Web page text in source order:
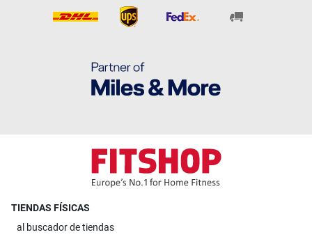
TIENDAS FÍSICAS
al buscador de tiendas